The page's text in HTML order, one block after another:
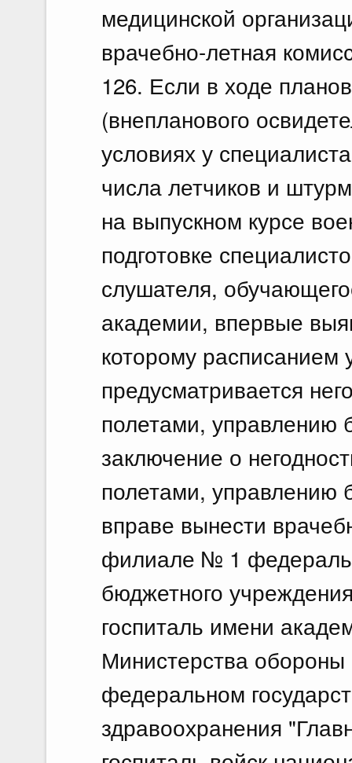
медицинской
врачебно-летная
126. Если в ходе
(внепланового
условиях у
числа летчиков и
на выпускном курсе
подготовке
слушателя,
академии, впервые
которому расписанием
предусматривается
полетами, управлению
заключение о
полетами, управлению
вправе вынести
филиале № 1
бюджетного
госпиталь имени
Министерства
федеральном
здравоохранения